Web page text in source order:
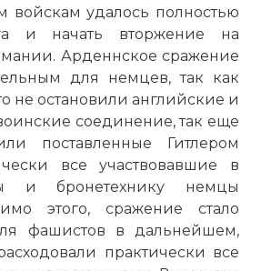
войскам удалось полностью
и начать вторжение на
Арденнское сражение
для немцев, так как
не остановили английские и
соединение, так еще
поставленные Гитлером
все участвовавшие в
и бронетехнику немцы
этого, сражение стало
фашистов в дальнейшем,
практически все